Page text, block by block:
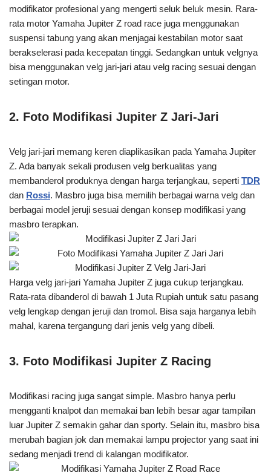
modifikator profesional yang mengerti seluk beluk mesin. Rara-
rata motor Yamaha Jupiter Z road race juga menggunakan
suspensi tabung yang akan menjagai kestabilan motor saat
berakselerasi pada kecepatan tinggi. Sedangkan untuk velgnya
bisa menggunakan velg jari-jari atau velg racing sesuai dengan
setingan motor.
2. Foto Modifikasi Jupiter Z Jari-Jari
Velg jari-jari memang keren diaplikasikan pada Yamaha Jupiter
Z. Ada banyak sekali produsen velg berkualitas yang
membanderol produknya dengan harga terjangkau, seperti TDR
dan Rossi. Masbro juga bisa memilih berbagai warna velg dan
berbagai model jeruji sesuai dengan konsep modifikasi yang
masbro terapkan.
Harga velg jari-jari Yamaha Jupiter Z juga cukup terjangkau.
Rata-rata dibanderol di bawah 1 Juta Rupiah untuk satu pasang
velg lengkap dengan jeruji dan tromol. Bisa saja harganya lebih
mahal, karena tergangung dari jenis velg yang dibeli.
3. Foto Modifikasi Jupiter Z Racing
Modifikasi racing juga sangat simple. Masbro hanya perlu
mengganti knalpot dan memakai ban lebih besar agar tampilan
luar Jupiter Z semakin gahar dan sporty. Selain itu, masbro bisa
merubah bagian jok dan memakai lampu projector yang saat ini
sedang menjadi trend di kalangan modifikator.